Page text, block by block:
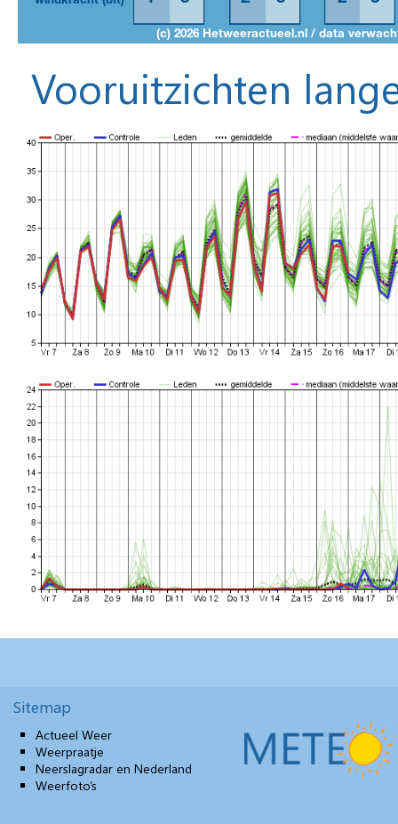
Vooruitzichten
Sitemap
Actueel Weer
Weerpraatje
Neerslagradar en Nederland
Weerfoto’s